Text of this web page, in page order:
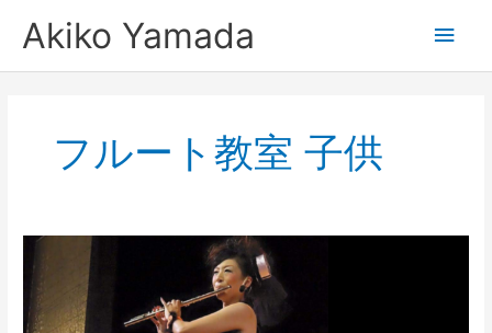
Akiko Yamada
メ
イ
フルート教室 子供
市